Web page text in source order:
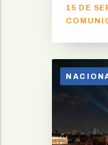
15 DE